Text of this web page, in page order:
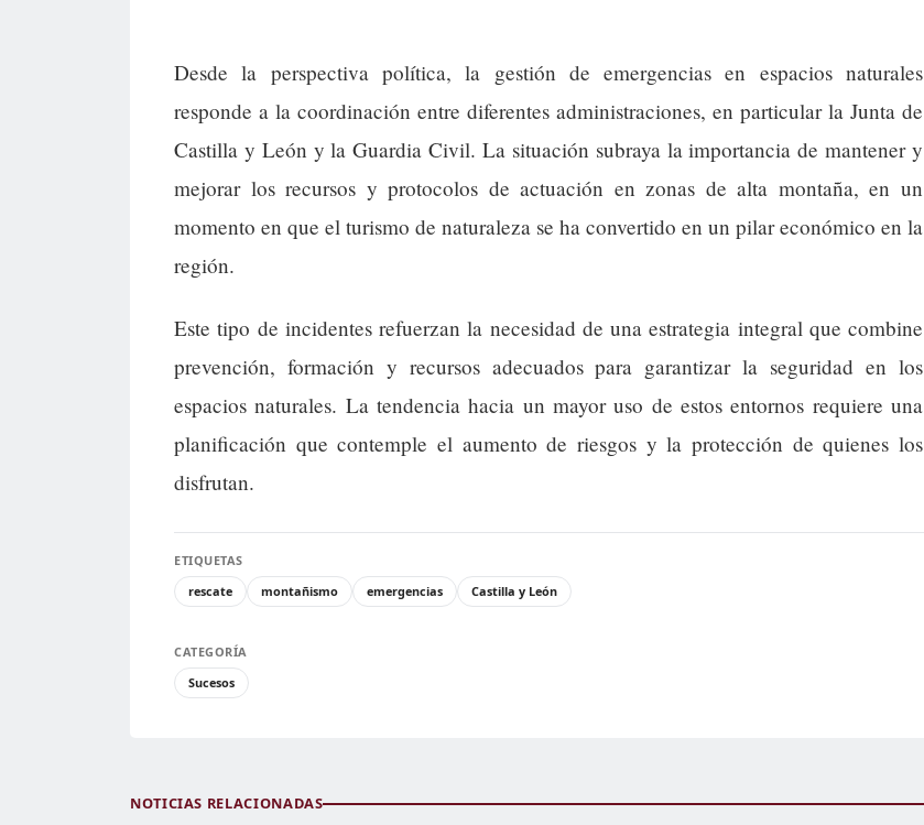
Desde la perspectiva política, la gestión de emergencias en espacios naturales
responde a la coordinación entre diferentes administraciones, en particular la Junta de
Castilla y León y la Guardia Civil. La situación subraya la importancia de mantener y
mejorar los recursos y protocolos de actuación en zonas de alta montaña, en un
momento en que el turismo de naturaleza se ha convertido en un pilar económico en la
región.
Este tipo de incidentes refuerzan la necesidad de una estrategia integral que combine
prevención, formación y recursos adecuados para garantizar la seguridad en los
espacios naturales. La tendencia hacia un mayor uso de estos entornos requiere una
planificación que contemple el aumento de riesgos y la protección de quienes los
disfrutan.
ETIQUETAS
rescate
montañismo emergencias Castilla y León
CATEGORÍA
Sucesos
NOTICIAS RELACIONADAS